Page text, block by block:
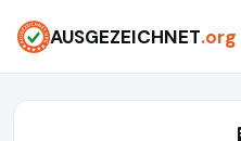
AUSGEZEICHNET.org